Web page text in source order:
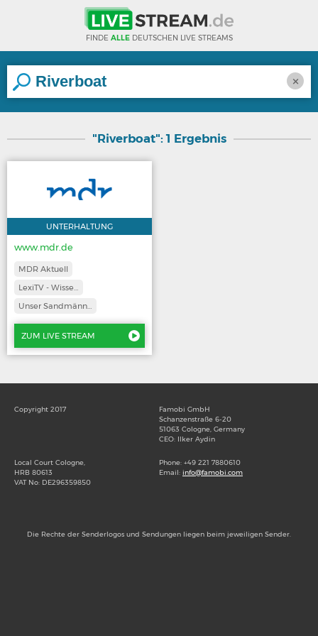
FINDE ALLEDEUTSCHEN LIVE STREAMS
×
"Riverboat": 1 Ergebnis
UNTERHALTUNG
www.mdr.de
MDR Aktuell
LexiTV - Wisse…
Unser Sandmänn…
Riverboat
Kino Royal
ZUM LIVE STREAM
Copyright 2017
Famobi GmbH
Schanzenstraße 6-20
51063 Cologne, Germany
CEO: Ilker Aydin
Local Court Cologne,
HRB 80613
VAT No: DE296359850
Phone: +49 221 7880610
Email: info@famobi.com
Die Rechte der Senderlogos und Sendungen liegen beim jeweiligen Sender.